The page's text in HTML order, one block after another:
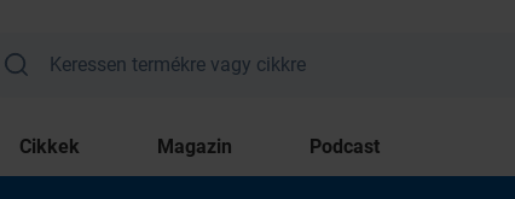
Cikkek Magazin Podcast